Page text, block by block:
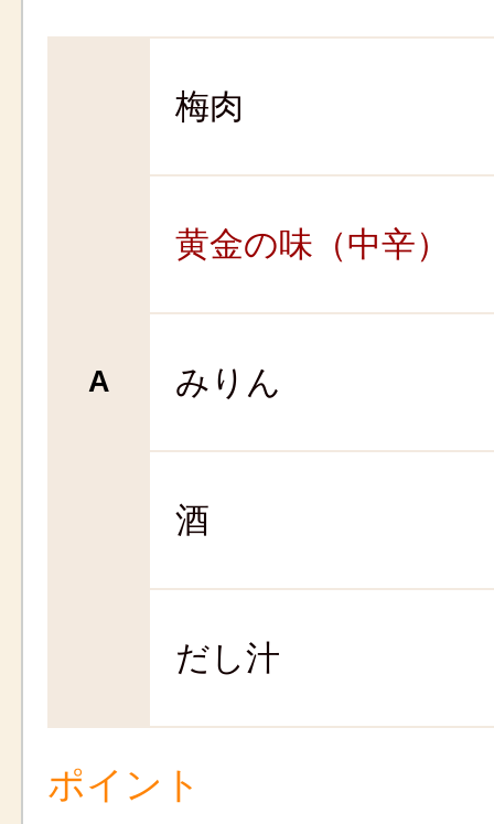
A
梅肉
黄金の味（中辛）
みりん
酒
だし汁
ポイント